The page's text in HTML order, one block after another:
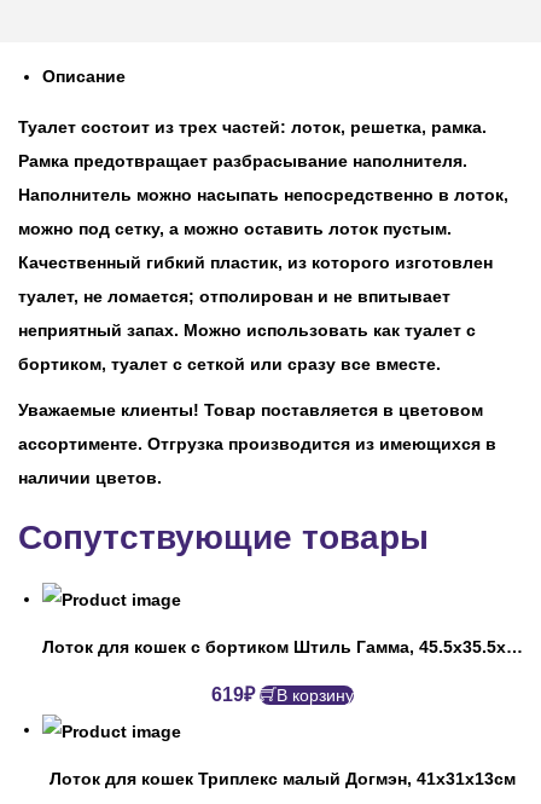
Описание
Туалет состоит из трех частей: лоток, решетка, рамка.
Рамка предотвращает разбрасывание наполнителя.
Наполнитель можно насыпать непосредственно в лоток,
можно под сетку, а можно оставить лоток пустым.
Качественный гибкий пластик, из которого изготовлен
туалет, не ломается; отполирован и не впитывает
неприятный запах. Можно использовать как туалет с
бортиком, туалет с сеткой или сразу все вместе.
Уважаемые клиенты! Товар поставляется в цветовом
ассортименте. Отгрузка производится из имеющихся в
наличии цветов.
Сопутствующие товары
Лоток для кошек с бортиком Штиль Гамма, 45.5х35.5х13см
619₽ В корзину
Лоток для кошек Триплекс малый Догмэн, 41х31х13см